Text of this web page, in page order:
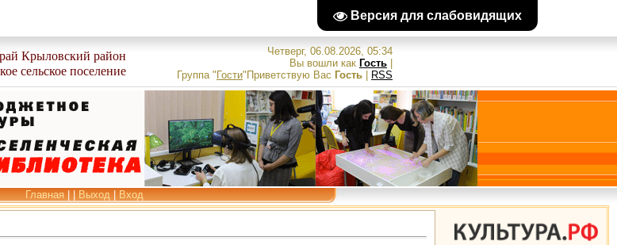
Версия для слабовидящих
Крыловский район
сельское поселение
Четверг, 06.08.2026, 05:34
Вы вошли как Гость
Группа" Гости" Приветствую Вас Гость RSS
Главная||Выход|Вход